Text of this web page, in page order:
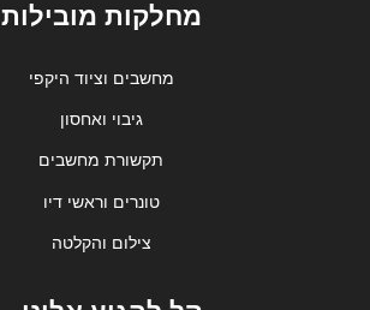
מחלקות מובילות
מחשבים וציוד היקפי
גיבוי ואחסון
תקשורת מחשבים
טונרים וראשי דיו
צילום והקלטה